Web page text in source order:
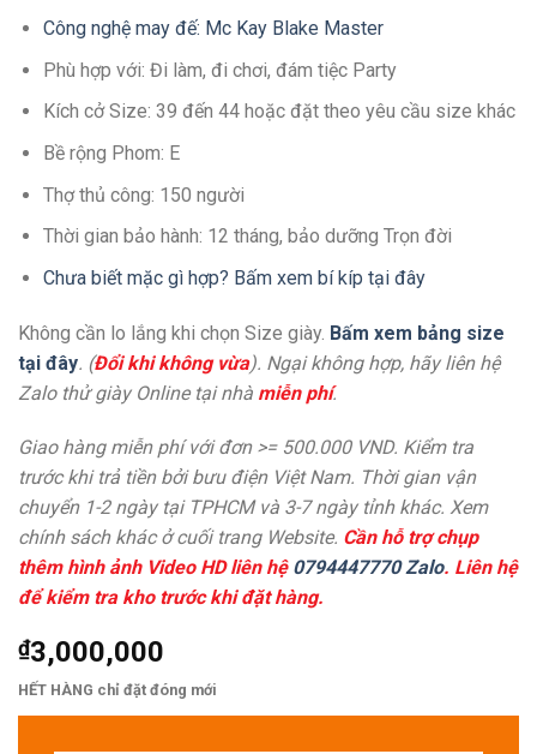
Công nghệ may đế: Mc Kay Blake Master
Phù hợp với: Đi làm, đi chơi, đám tiệc Party
Kích cở Size: 39 đến 44 hoặc đặt theo yêu cầu size khác
Bề rộng Phom: E
Thợ thủ công: 150 người
Thời gian bảo hành: 12 tháng, bảo dưỡng Trọn đời
Chưa biết mặc gì hợp? Bấm xem bí kíp tại đây
Không cần lo lắng khi chọn Size giày. Bấm xem bảng size
tại đây. (Đổi khi không vừa). Ngại không hợp, hãy liên hệ
Zalo thử giày Online tại nhà miễn phí.
Giao hàng miễn phí với đơn >= 500.000 VND. Kiểm tra
trước khi trả tiền bởi bưu điện Việt Nam. Thời gian vận
chuyển 1-2 ngày tại TPHCM và 3-7 ngày tỉnh khác. Xem
chính sách khác ở cuối trang Website. Cần hỗ trợ chụp
thêm hình ảnh Video HD liên hệ 0794447770 Zalo. Liên hệ
để kiểm tra kho trước khi đặt hàng.
₫3,000,000
HẾT HÀNG chỉ đặt đóng mới